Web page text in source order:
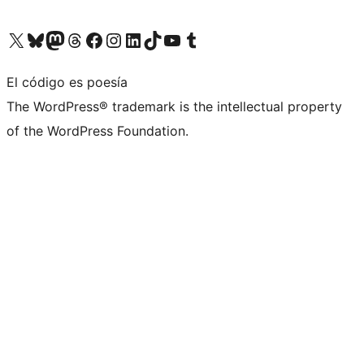
Visita nuestra cuenta de X (anteriormente Twitter)
Visita nuestra cuenta de Bluesky
Visita nuestra cuenta de Mastodon
Visita nuestra cuenta de Threads
Visita nuestra página de Facebook
Visita nuestra cuenta de Instagram
Visita nuestra cuenta de LinkedIn
Visita nuestra cuenta de TikTok
Visita nuestro canal de YouTube
Visita nuestra cuenta de Tumblr
El código es poesía
The WordPress® trademark is the intellectual property
of the WordPress Foundation.